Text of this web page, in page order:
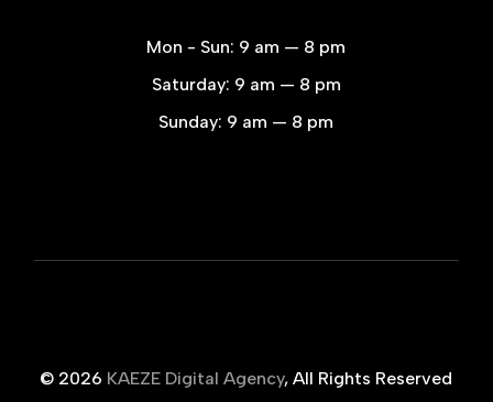
Mon - Sun: 9 am — 8 pm
Saturday: 9 am — 8 pm
Sunday: 9 am — 8 pm
© 2026 KAEZE Digital Agency, All Rights Reserved